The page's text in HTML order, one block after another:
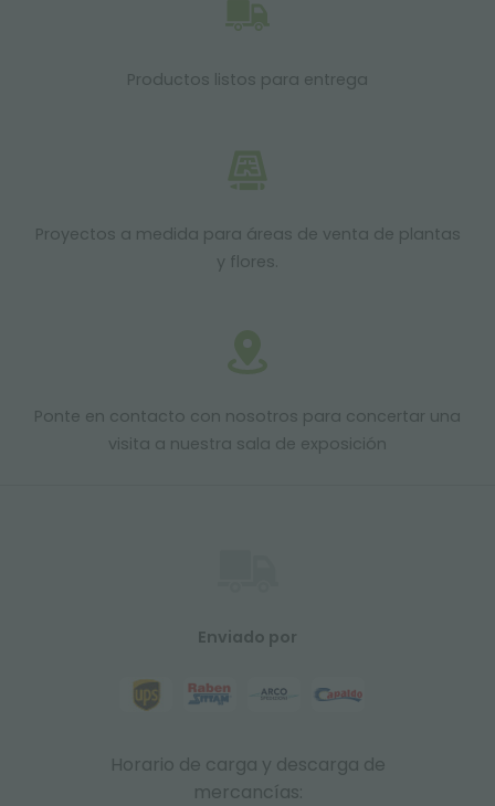
Productos listos para entrega
Proyectos a medida para áreas de venta de plantas
y flores.
Ponte en contacto con nosotros para concertar una
visita a nuestra sala de exposición
Enviado por
Horario de carga y descarga de
mercancías: